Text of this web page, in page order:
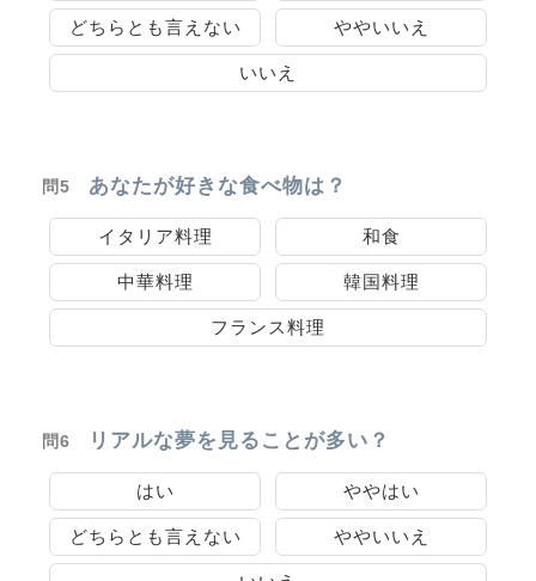
どちらとも言えない ややいいえ
いいえ
問5 あなたが好きな食べ物は？
イタリア料理 和食
中華料理 韓国料理
フランス料理
問6 リアルな夢を見ることが多い？
はい ややはい
どちらとも言えない ややいいえ